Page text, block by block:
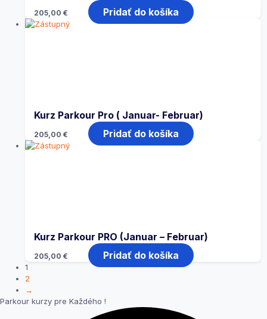
205,00 € Pridať do košíka
Kurz Parkour Pro ( Januar- Februar)
205,00 € Pridať do košíka
Kurz Parkour PRO (Januar – Februar)
205,00 € Pridať do košíka
1
2
→
Parkour kurzy pre Každého !